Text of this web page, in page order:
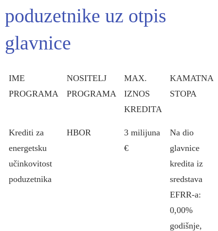
poduzetnike uz otpis
glavnice
IME
PROGRAMA
NOSITELJ
PROGRAMA
MAX.
IZNOS
KREDITA
KAMATNA
STOPA
Krediti za
energetsku
učinkovitost
poduzetnika
HBOR
3 milijuna
€
Na dio
glavnice
kredita iz
sredstava
EFRR-a:
0,00%
godišnje,